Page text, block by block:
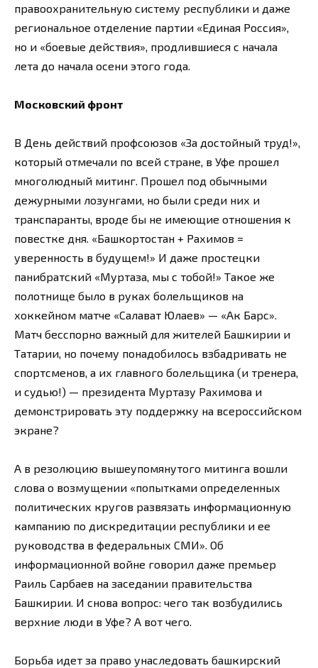
правоохранительную систему республики и даже
региональное отделение партии «Единая Россия»,
но и «боевые действия», продлившиеся с начала
лета до начала осени этого года.
Московский фронт
В День действий профсоюзов «За достойный труд!»,
который отмечали по всей стране, в Уфе прошел
многолюдный митинг. Прошел под обычными
дежурными лозунгами, но были среди них и
транспаранты, вроде бы не имеющие отношения к
повестке дня. «Башкортостан + Рахимов =
уверенность в будущем!» И даже простецки
панибратский «Муртаза, мы с тобой!» Такое же
полотнище было в руках болельщиков на
хоккейном матче «Салават Юлаев» — «Ак Барс».
Матч бесспорно важный для жителей Башкирии и
Татарии, но почему понадобилось взбадривать не
спортсменов, а их главного болельщика (и тренера,
и судью!) — президента Муртазу Рахимова и
демонстрировать эту поддержку на всероссийском
экране?
А в резолюцию вышеупомянутого митинга вошли
слова о возмущении «попытками определенных
политических кругов развязать информационную
кампанию по дискредитации республики и ее
руководства в федеральных СМИ». Об
информационной войне говорил даже премьер
Раиль Сарбаев на заседании правительства
Башкирии. И снова вопрос: чего так возбудились
верхние люди в Уфе? А вот чего.
Борьба идет за право унаследовать башкирский